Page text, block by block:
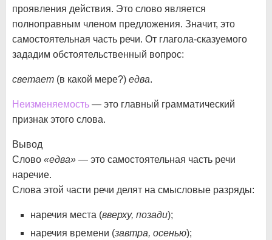
проявления действия. Это слово является
полноправным членом предложения. Значит, это
самостоятельная часть речи. От глагола-сказуемого
зададим обстоятельственный вопрос:
светает (в какой мере?) едва.
Неизменяемость — это главный грамматический
признак этого слова.
Вывод
Слово «едва» — это самостоятельная часть речи
наречие.
Слова этой части речи делят на смысловые разряды:
наречия места (вверху, позади);
наречия времени (завтра, осенью);